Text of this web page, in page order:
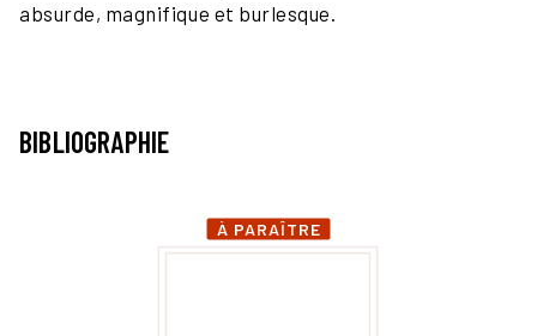
absurde, magnifique et burlesque.
BIBLIOGRAPHIE
À PARAÎTRE